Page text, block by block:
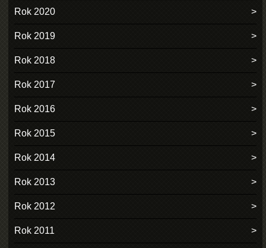
Rok 2020
Rok 2019
Rok 2018
Rok 2017
Rok 2016
Rok 2015
Rok 2014
Rok 2013
Rok 2012
Rok 2011